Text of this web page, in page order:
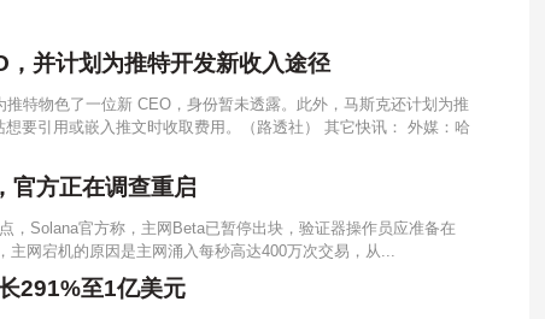
并计划为推特开发新收入途径
推特物色了一位新 CEO，身份暂未透露。此外，马斯克还计划为推
要引用或嵌入推文时收取费用。（路透社） 其它快讯： 外媒：哈
官方正在调查重启
，Solana官方称，主网Beta已暂停出块，验证器操作员应准备在
主网宕机的原因是主网涌入每秒高达400万次交易，从...
291%至1亿美元